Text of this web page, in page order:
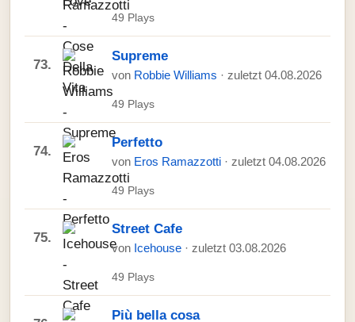
49 Plays
73.
Supreme
von Robbie Williams · zuletzt 04.08.2026
49 Plays
74.
Perfetto
von Eros Ramazzotti · zuletzt 04.08.2026
49 Plays
75.
Street Cafe
von Icehouse · zuletzt 03.08.2026
49 Plays
Più bella cosa